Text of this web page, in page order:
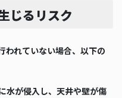
じるリスク
われていない場合、以下の
水が侵入し、天井や壁が傷